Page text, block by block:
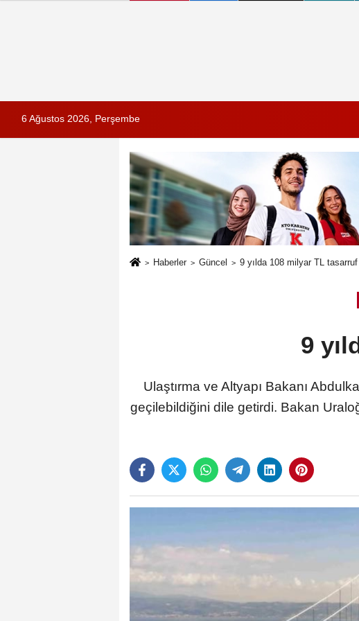
6 Ağustos 2026, Perşembe
Haberler Güncel 9 yılda 108 milyar TL tasarruf
9
Ulaştırma ve Altyapı Bakanı
geçilebildiğini dile getirdi. Bakan